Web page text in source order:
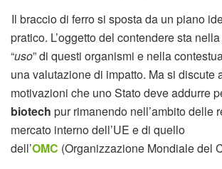
Il braccio di ferro si sposta da un piano
pratico. L’oggetto del contendere sta
“uso” di questi organismi e nella
una valutazione di impatto. Ma si discute
motivazioni che uno Stato deve addurre
biotech pur rimanendo nell’ambito delle
mercato interno dell’UE e di quello
dell’OMC (Organizzazione Mondiale del